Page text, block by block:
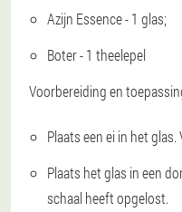
Azijn Essence - 1 glas;
Boter - 1 theelepel
Voorbereiding en
Plaats een ei in het
Plaats het glas in een
schaal heeft opgelost.